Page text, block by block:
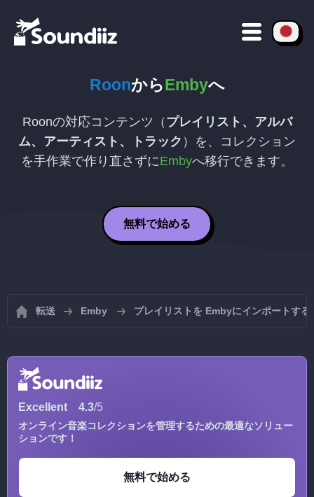
RoonからEmbyへ
Roonの対応コンテンツ（ プレイリスト、アルバ
ム、アーティスト、トラック ）を、コレクション
を手作業で作り直さずにEmbyへ移行できます。
無料で始める
転送 Emby プレイリストを Embyにインポートする
Excellent 4.3/5
オンライン音楽コレクションを管理するための最適なソリュー
ションです！
無料で始める